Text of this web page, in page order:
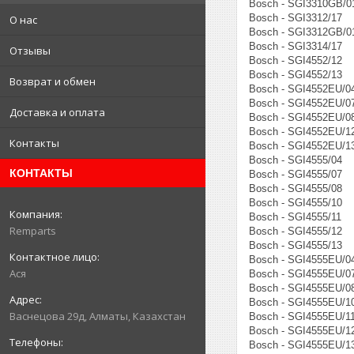
О нас
Отзывы
Возврат и обмен
Доставка и оплата
Контакты
КОНТАКТЫ
Remparts
Ася
Васнецова 29д, Алматы, Казахстан
Bosch - SGI3310GB/01
Bosch - SGI3312/17
Bosch - SGI3312GB/01
Bosch - SGI3314/17
Bosch - SGI4552/12
Bosch - SGI4552/13
Bosch - SGI4552EU/
Bosch - SGI4552EU/
Bosch - SGI4552EU/
Bosch - SGI4552EU/
Bosch - SGI4552EU/
Bosch - SGI4555/04
Bosch - SGI4555/07
Bosch - SGI4555/08
Bosch - SGI4555/10
Bosch - SGI4555/11
Bosch - SGI4555/12
Bosch - SGI4555/13
Bosch - SGI4555EU/
Bosch - SGI4555EU/
Bosch - SGI4555EU/
Bosch - SGI4555EU/
Bosch - SGI4555EU/11
Bosch - SGI4555EU/
Bosch - SGI4555EU/